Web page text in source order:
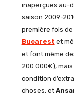
inaperçues au-
saison 2009-
première fois de
Bucarest et
et font même
200.000€), mais
condition
choses, et